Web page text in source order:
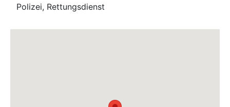
Polizei, Rettungsdienst